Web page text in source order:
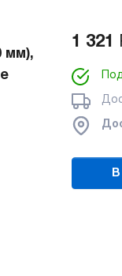
мм),
1 321